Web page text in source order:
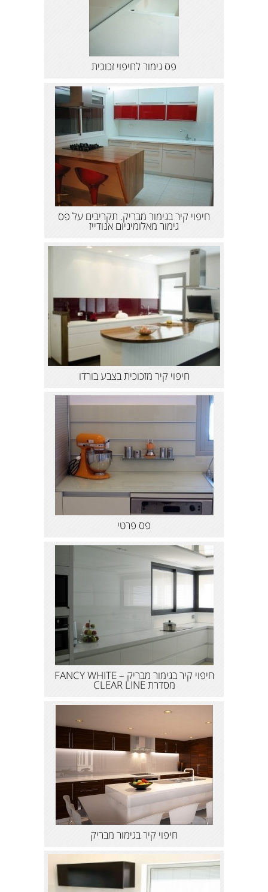
פס גימור לחיפוי זכוכית
חיפוי קיר בגימור מבריק. תקריבים על פס
גימור מאלומיניום אנודייז
חיפוי קיר מזכוכית בצבע בורדו
פס פרטי
חיפוי קיר בגימור מבריק – FANCY WHITE
מסדרת CLEAR LINE
חיפוי קיר בגימור מבריק